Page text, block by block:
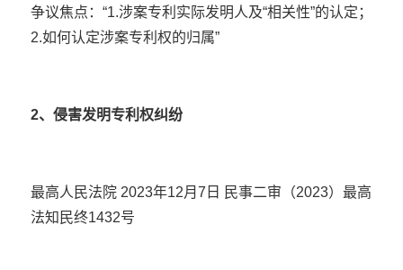
争议焦点：“1.涉案专利实际发明人及“相关性”的认定；
2.如何认定涉案专利权的归属”
2、侵害发明专利权纠纷
最高人民法院 2023年12月7日 民事二审（2023）最高
法知民终1432号